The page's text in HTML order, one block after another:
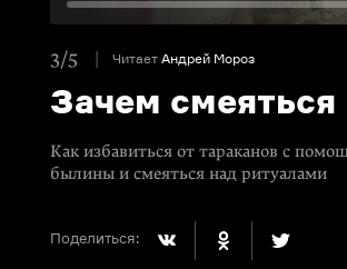
3/5 Читает Андрей Мороз
Зачем смеяться
Как избавиться от тараканов с
былины и смеяться над ритуалами
Поделиться: